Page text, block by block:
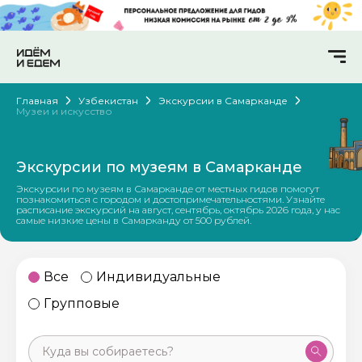
Главная Узбекистан
Экскурсии в Самарканде
Музеи и искусство
Экскурсии по музеям в Самарканде
Экскурсии по музеям в Самарканде от местных гидов помогут
познакомиться с городом и достопримечательностями. Узнайте
расписание экскурсий на август, сентябрь, октябрь 2026 года, у нас
самые низкие цены в Самарканду от 500 рублей.
Все
Индивидуальные
Групповые